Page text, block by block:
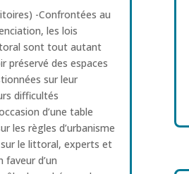
-Confrontées au
les lois
sont tout autant
préservé des espaces
sur leur
difficultés
d’une table
les règles d’urbanisme
le littoral, experts et
faveur d’un